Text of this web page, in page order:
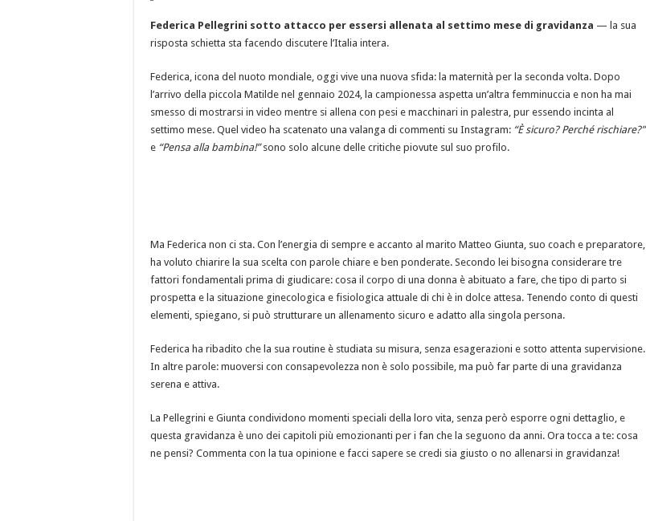
Federica Pellegrini sotto attacco per essersi allenata al settimo mese di gravidanza — la sua
risposta schietta sta facendo discutere l’Italia intera.
Federica, icona del nuoto mondiale, oggi vive una nuova sfida: la maternità per la seconda volta. Dopo
l’arrivo della piccola Matilde nel gennaio 2024, la campionessa aspetta un’altra femminuccia e non ha mai
smesso di mostrarsi in video mentre si allena con pesi e macchinari in palestra, pur essendo incinta al
settimo mese. Quel video ha scatenato una valanga di commenti su Instagram: “È sicuro? Perché rischiare?”
e “Pensa alla bambina!”sono solo alcune delle critiche piovute sul suo profilo.
Ma Federica non ci sta. Con l’energia di sempre e accanto al marito Matteo Giunta, suo coach e preparatore,
ha voluto chiarire la sua scelta con parole chiare e ben ponderate. Secondo lei bisogna considerare tre
fattori fondamentali prima di giudicare: cosa il corpo di una donna è abituato a fare, che tipo di parto si
prospetta e la situazione ginecologica e fisiologica attuale di chi è in dolce attesa. Tenendo conto di questi
elementi, spiegano, si può strutturare un allenamento sicuro e adatto alla singola persona.
Federica ha ribadito che la sua routine è studiata su misura, senza esagerazioni e sotto attenta supervisione.
In altre parole: muoversi con consapevolezza non è solo possibile, ma può far parte di una gravidanza
serena e attiva.
La Pellegrini e Giunta condividono momenti speciali della loro vita, senza però esporre ogni dettaglio, e
questa gravidanza è uno dei capitoli più emozionanti per i fan che la seguono da anni. Ora tocca a te: cosa
ne pensi? Commenta con la tua opinione e facci sapere se credi sia giusto o no allenarsi in gravidanza!